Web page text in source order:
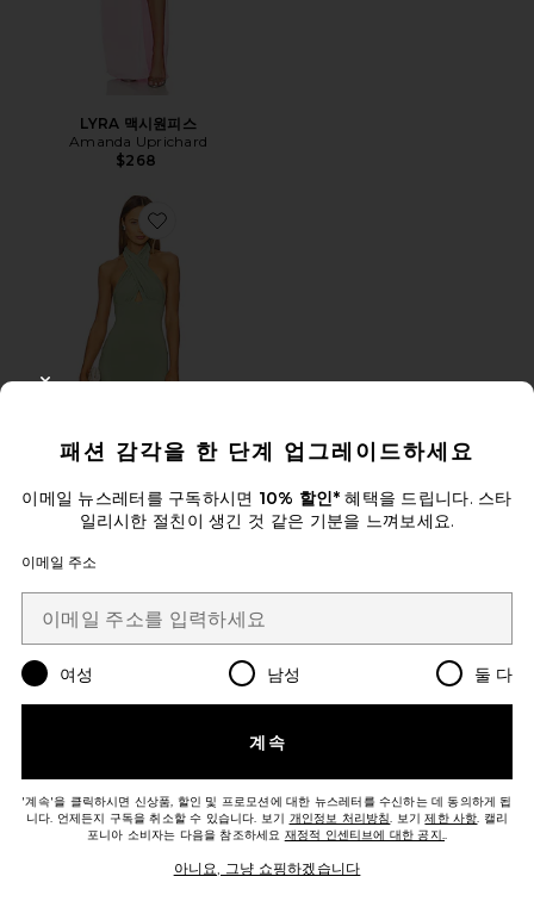
LYRA 맥시원피스
Amanda Uprichard
$268
Favorite 크로스 홀터 피쉬테일 가운
Norma Kamali
$395
패션 감각을 한 단계 업그레이드하세요
이메일 뉴스레터를 구독하시면 10% 할인*혜택을 드립니다. 스타
일리시한 절친이 생긴 것 같은 기분을 느껴보세요.
이메일 주소
여성 남성 둘 다
계속
'계속'을 클릭하시면 신상품, 할인 및 프로모션에 대한 뉴스레터를 수신하는 데 동의하게 됩
니다. 언제든지 구독을 취소할 수 있습니다. 보기 개인정보 처리방침. 보기제한 사항. 캘리
포니아 소비자는 다음을 참조하세요 재정적 인센티브에 대한 공지..
아니요, 그냥 쇼핑하겠습니다